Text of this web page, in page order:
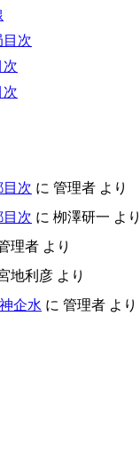
目次
次
次
目次 に 管理者 より
目次 に 栁澤研一 より
理者 より
地利彦 より
企水 に 管理者 より